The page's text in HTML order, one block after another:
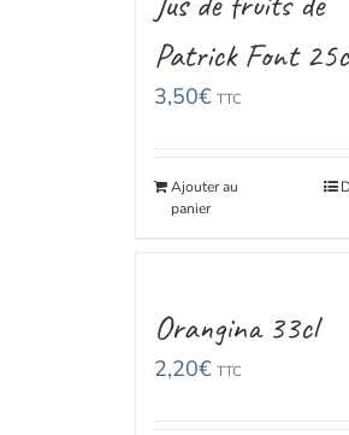
Patrick Font
3,50€ TTC
Ajouter au
panier
Orangina 33cl
2,20€ TTC